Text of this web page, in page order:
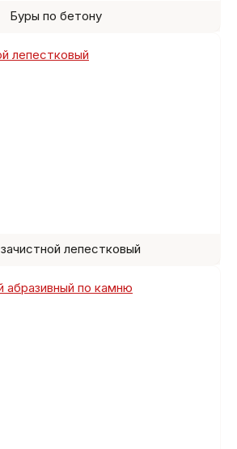
Буры по бетону
лепестковый